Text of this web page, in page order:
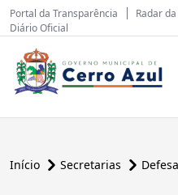
Portal da Transparência Radar
Diário Oficial
Início Secretarias